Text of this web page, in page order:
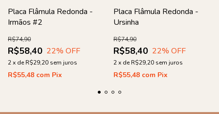
Placa Flâmula Redonda -
Irmãos #2
R$58,40
R$74,90
22% OFF
2x de R$29,20 sem juros
R$55,48 com Pix
Placa Flâmula Redonda -
Ursinha
R$58,40
R$74,90
22% OFF
2x de R$29,20 sem juros
R$55,48 com Pix